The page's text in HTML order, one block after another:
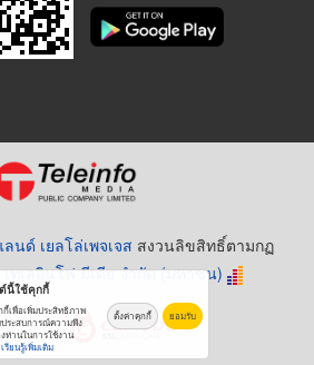
นด์ เยลโล่เพจเจส สงวนลิขสิทธิ์ตามกฏ
ทเลอินโฟ มีเดีย จำกัด (มหาชน)
นี้ใช้คุกกี้
กี้เพื่อเพิ่มประสิทธิภาพ
ระสบการณ์ความพึง
ท่านในการใช้งาน
เรียนรู้เพิ่มเติม
ตั้งค่าคุกกี้ ยอมรับ